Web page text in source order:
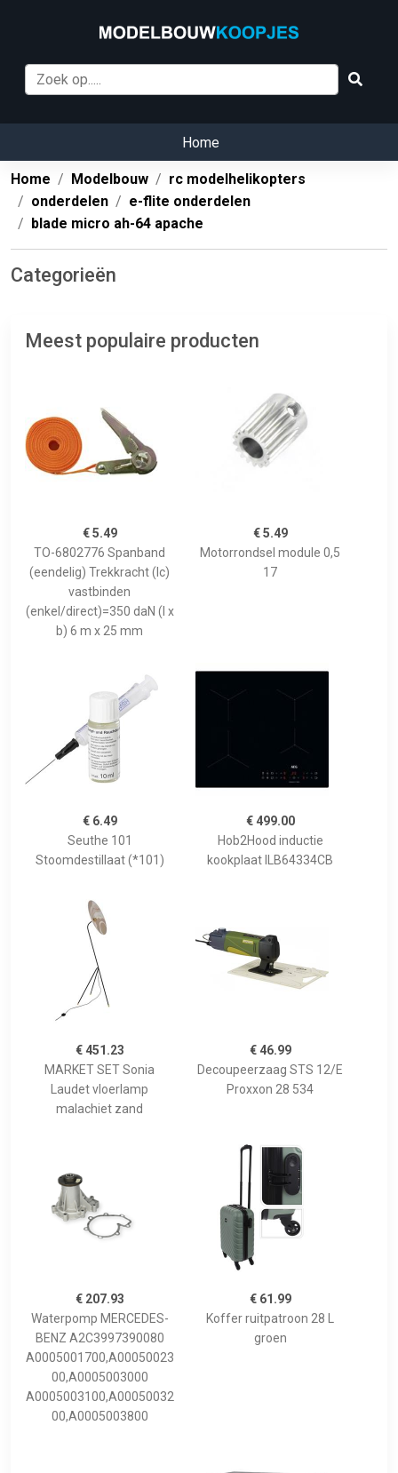
Home
Home Modelbouw
rc modelhelikopters
onderdelen
e-flite onderdelen
blade micro ah-64 apache
Categorieën
Meest populaire producten
€ 5.49
TO-6802776 Spanband
(eendelig) Trekkracht (lc)
vastbinden
(enkel/direct)=350 daN (l x
b) 6 m x 25 mm
€ 5.49
Motorrondsel module 0,5
17
€ 6.49
Seuthe 101
Stoomdestillaat (*101)
€ 499.00
Hob2Hood inductie
kookplaat ILB64334CB
€ 451.23
MARKET SET Sonia
Laudet vloerlamp
malachiet zand
€ 46.99
Decoupeerzaag STS 12/E
Proxxon 28 534
€ 207.93
Waterpomp MERCEDES-
BENZ A2C3997390080
A0005001700,A00050023
00,A0005003000
A0005003100,A00050032
00,A0005003800
€ 61.99
Koffer ruitpatroon 28 L
groen